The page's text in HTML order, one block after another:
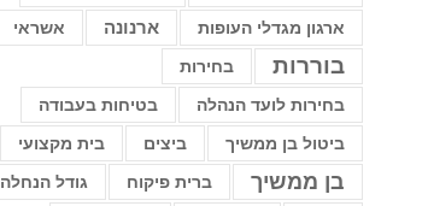
ארגון מגדלי העופות
ארנונה אשראי
בוררות
בחירות
בחירות לועד הנהלה
בטיחות בעבודה
ביטול בן ממשיך
ביצים בית מקצועי
בן ממשיך ברית פיקוח
גודל הנחלה